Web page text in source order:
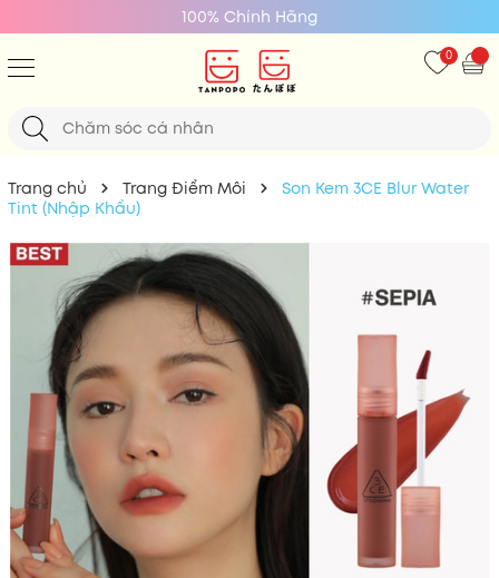
Giá Tốt Nhất
0
Trang chủ Trang Điểm Môi
Son Kem 3CE Blur Water
Tint (Nhập Khẩu)